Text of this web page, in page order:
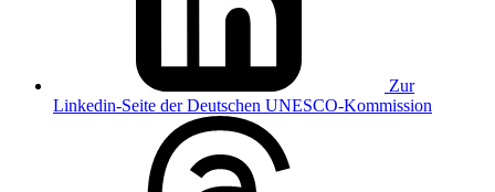
Zur
Linkedin-Seite der Deutschen UNESCO-Kommission